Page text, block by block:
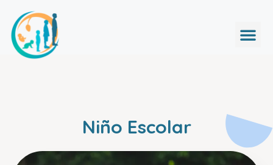
Niño Escolar